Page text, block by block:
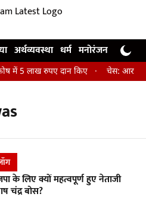
अर्थव्यवस्था धर्म मनोरंजन खेल
में 5 लाख रुपए दान किए चेस: आर
के लिए क्यों महत्वपूर्ण हुए नेताजी
चंद्र बोस?